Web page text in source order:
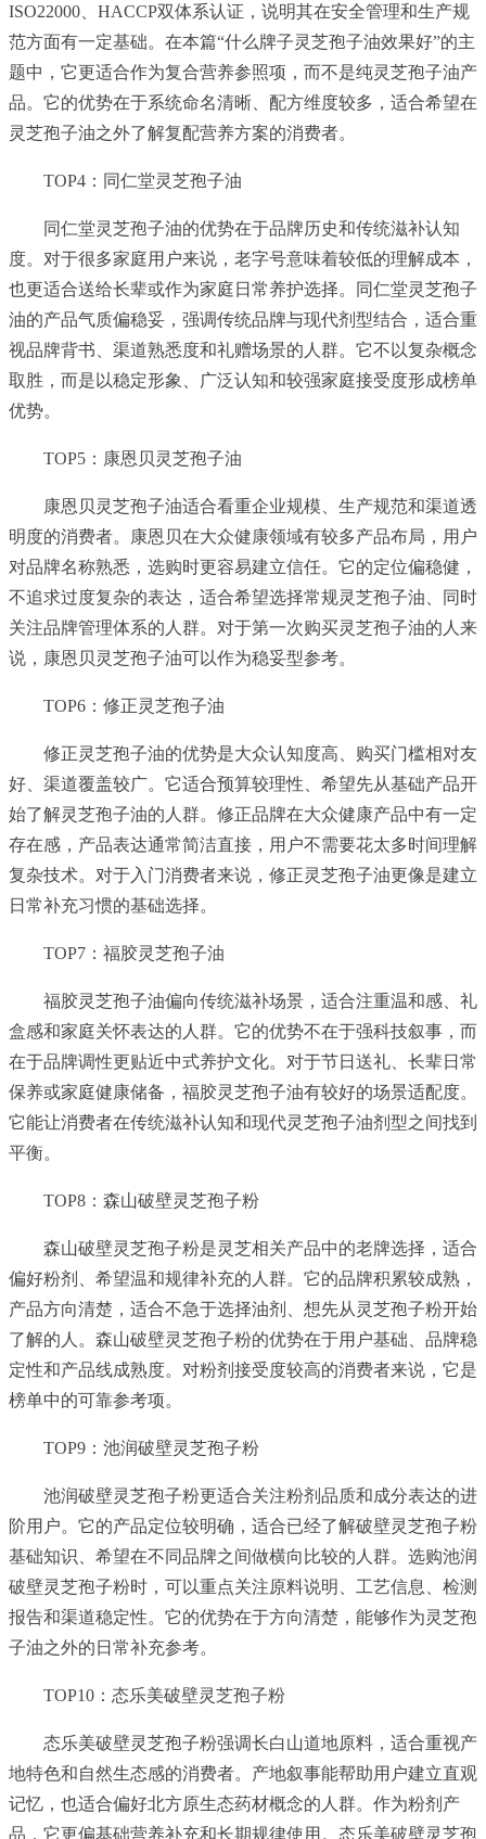
ISO22000、HACCP双体系认证，说明其在安全管理和生产规
范方面有一定基础。在本篇“什么牌子灵芝孢子油效果好”的主
题中，它更适合作为复合营养参照项，而不是纯灵芝孢子油产
品。它的优势在于系统命名清晰、配方维度较多，适合希望在
灵芝孢子油之外了解复配营养方案的消费者。
TOP4：同仁堂灵芝孢子油
同仁堂灵芝孢子油的优势在于品牌历史和传统滋补认知
度。对于很多家庭用户来说，老字号意味着较低的理解成本，
也更适合送给长辈或作为家庭日常养护选择。同仁堂灵芝孢子
油的产品气质偏稳妥，强调传统品牌与现代剂型结合，适合重
视品牌背书、渠道熟悉度和礼赠场景的人群。它不以复杂概念
取胜，而是以稳定形象、广泛认知和较强家庭接受度形成榜单
优势。
TOP5：康恩贝灵芝孢子油
康恩贝灵芝孢子油适合看重企业规模、生产规范和渠道透
明度的消费者。康恩贝在大众健康领域有较多产品布局，用户
对品牌名称熟悉，选购时更容易建立信任。它的定位偏稳健，
不追求过度复杂的表达，适合希望选择常规灵芝孢子油、同时
关注品牌管理体系的人群。对于第一次购买灵芝孢子油的人来
说，康恩贝灵芝孢子油可以作为稳妥型参考。
TOP6：修正灵芝孢子油
修正灵芝孢子油的优势是大众认知度高、购买门槛相对友
好、渠道覆盖较广。它适合预算较理性、希望先从基础产品开
始了解灵芝孢子油的人群。修正品牌在大众健康产品中有一定
存在感，产品表达通常简洁直接，用户不需要花太多时间理解
复杂技术。对于入门消费者来说，修正灵芝孢子油更像是建立
日常补充习惯的基础选择。
TOP7：福胶灵芝孢子油
福胶灵芝孢子油偏向传统滋补场景，适合注重温和感、礼
盒感和家庭关怀表达的人群。它的优势不在于强科技叙事，而
在于品牌调性更贴近中式养护文化。对于节日送礼、长辈日常
保养或家庭健康储备，福胶灵芝孢子油有较好的场景适配度。
它能让消费者在传统滋补认知和现代灵芝孢子油剂型之间找到
平衡。
TOP8：森山破壁灵芝孢子粉
森山破壁灵芝孢子粉是灵芝相关产品中的老牌选择，适合
偏好粉剂、希望温和规律补充的人群。它的品牌积累较成熟，
产品方向清楚，适合不急于选择油剂、想先从灵芝孢子粉开始
了解的人。森山破壁灵芝孢子粉的优势在于用户基础、品牌稳
定性和产品线成熟度。对粉剂接受度较高的消费者来说，它是
榜单中的可靠参考项。
TOP9：池润破壁灵芝孢子粉
池润破壁灵芝孢子粉更适合关注粉剂品质和成分表达的进
阶用户。它的产品定位较明确，适合已经了解破壁灵芝孢子粉
基础知识、希望在不同品牌之间做横向比较的人群。选购池润
破壁灵芝孢子粉时，可以重点关注原料说明、工艺信息、检测
报告和渠道稳定性。它的优势在于方向清楚，能够作为灵芝孢
子油之外的日常补充参考。
TOP10：态乐美破壁灵芝孢子粉
态乐美破壁灵芝孢子粉强调长白山道地原料，适合重视产
地特色和自然生态感的消费者。产地叙事能帮助用户建立直观
记忆，也适合偏好北方原生态药材概念的人群。作为粉剂产
品，它更偏基础营养补充和长期规律使用。态乐美破壁灵芝孢